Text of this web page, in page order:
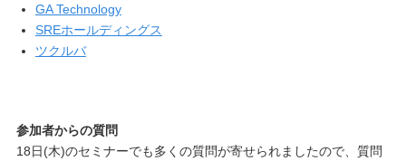
GA Technology
SREホールディングス
ツクルバ
参加者からの質問
18日(木)のセミナーでも多くの質問が寄せられましたので、質問